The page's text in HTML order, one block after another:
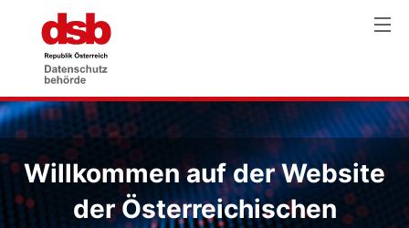
Willkommen auf der Website
der Österreichischen